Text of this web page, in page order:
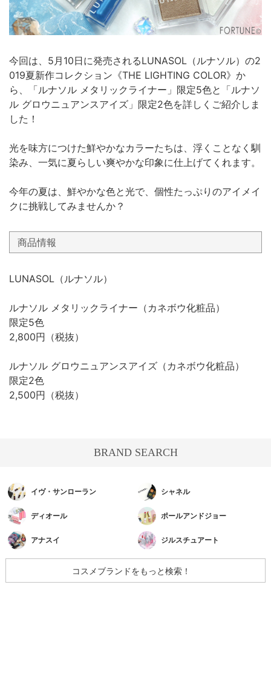
今回は、5月10日に発売されるLUNASOL（ルナソル）の2
019夏新作コレクション《THE LIGHTING COLOR》か
ら、「ルナソル メタリックライナー」限定5色と「ルナソ
ル グロウニュアンスアイズ」限定2色を詳しくご紹介しま
した！
光を味方につけた鮮やかなカラーたちは、浮くことなく馴
染み、一気に夏らしい爽やかな印象に仕上げてくれます。
今年の夏は、鮮やかな色と光で、個性たっぷりのアイメイ
クに挑戦してみませんか？
商品情報
LUNASOL（ルナソル）
ルナソル メタリックライナー（カネボウ化粧品）
限定5色
2,800円（税抜）
ルナソル グロウニュアンスアイズ（カネボウ化粧品）
限定2色
2,500円（税抜）
BRAND SEARCH
イヴ・サンローラン シャネル
ディオール ポールアンドジョー
アナスイ ジルスチュアート
コスメブランドをもっと検索！